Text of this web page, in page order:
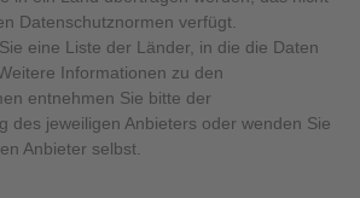
Datenschutznormen verfügt.
eine Liste der Länder, in die die Daten
Informationen zu den
entnehmen Sie bitte der
des jeweiligen Anbieters oder wenden Sie
Anbieter selbst.